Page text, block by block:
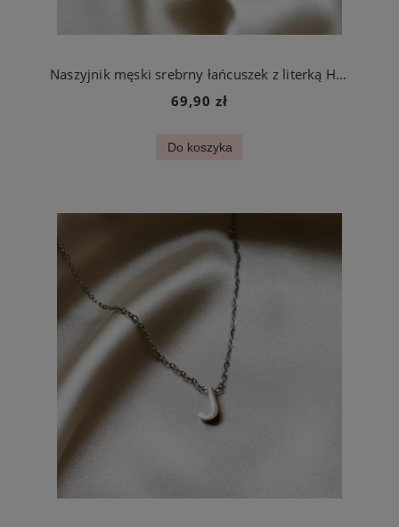
Naszyjnik męski srebrny łańcuszek z literką H ze stali szlachetnej
69,90 zł
Do koszyka